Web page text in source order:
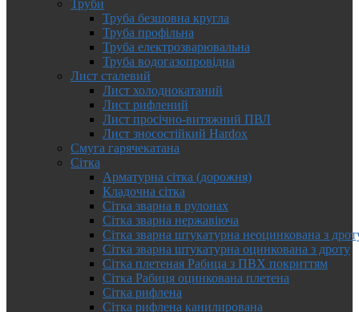
Труби
Труба безшовна кругла
Труба профільна
Труба електрозварювальна
Труба водогазопровідна
Лист сталевий
Лист холоднокатаний
Лист рифлений
Лист просічно-витяжний ПВЛ
Лист зносостійкий Hardox
Смуга гарячекатана
Сітка
Арматурна сітка (дорожня)
Кладочна сітка
Сітка зварна в рулонах
Сітка зварна нержавіюча
Сітка зварна штукатурна неоцинкована з
Сітка зварна штукатурна оцинкована з дроту
Сітка плетеная Рабица з ПВХ покриттям
Сітка Рабиця оцинкована плетена
Сітка рифлена
Сітка рифлена канилирована